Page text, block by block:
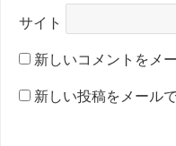
サイト
新しいコメントをメ
新しい投稿をメール